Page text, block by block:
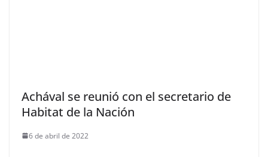
Achával se reunió con el secretario de
Habitat de la Nación
6 de abril de 2022